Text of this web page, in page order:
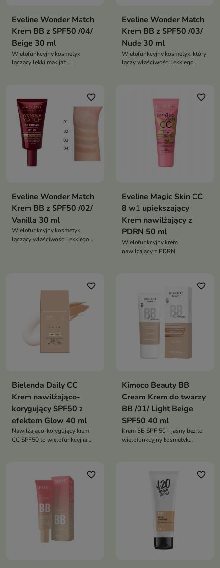
Eveline Wonder Match
Krem BB z SPF50 /04/
Beige 30 ml
Wielofunkcyjny kosmetyk
łączący lekki makijaż,
Eveline Wonder Match
Krem BB z SPF50 /03/
Nude 30 ml
Wielofunkcyjny kosmetyk, który
łączy właściwości lekkiego
favorite_border
Eveline Wonder Match
Krem BB z SPF50 /02/
Vanilla 30 ml
Wielofunkcyjny kosmetyk
łączący właściwości lekkiego
favorite_border
Eveline Magic Skin CC
8 w1 upiększający
Krem nawilżający z
PDRN 50 ml
Wielofunkcyjny krem
nawilżający z PDRN
favorite_border
Bielenda Daily CC
Krem nawilżająco-
korygujący SPF50 z
efektem Glow 40 ml
Nawilżająco-korygujący krem
CC SPF50 to wielofunkcyjna
ochronę przeciwsłoneczną,
pozostawiając naturalny efekt
favorite_border
Kimoco Beauty BB
Cream Krem do twarzy
BB /01/ Light Beige
SPF50 40 ml
Krem BB SPF 50 – jasny beż to
wielofunkcyjny kosmetyk
intensywne nawilżenie. Dzięki
wysokiej ochronie SPF 50 chroni
działaniem promieniowania UV.
favorite_border favorite_border